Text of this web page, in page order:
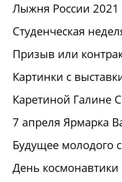
Лыжня России 2021
Студенческая
Призыв или
Картинки с
Каретиной Галине
7 апреля Ярмарка
Будущее молодого
День